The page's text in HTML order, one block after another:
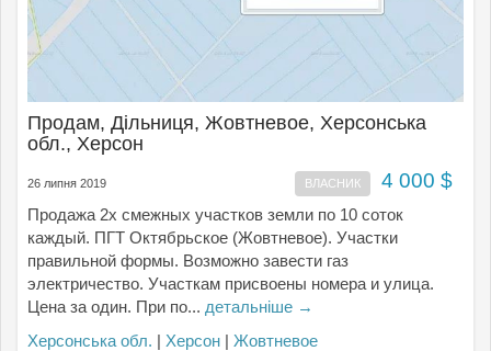
Продам, Дільниця, Жовтневое, Херсонська
обл., Херсон
26 липня 2019 ВЛАСНИК 4 000 $
Продажа 2х смежных участков земли по 10 соток
каждый. ПГТ Октябрьское (Жовтневое). Участки
правильной формы. Возможно завести газ
электричество. Участкам присвоены номера и улица.
Цена за один. При по... детальніше →
Херсонська обл. | Херсон | Жовтневое